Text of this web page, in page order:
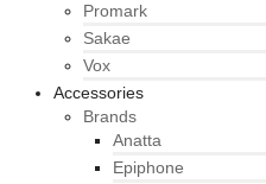
Promark
Sakae
Vox
Accessories
Brands
Anatta
Epiphone